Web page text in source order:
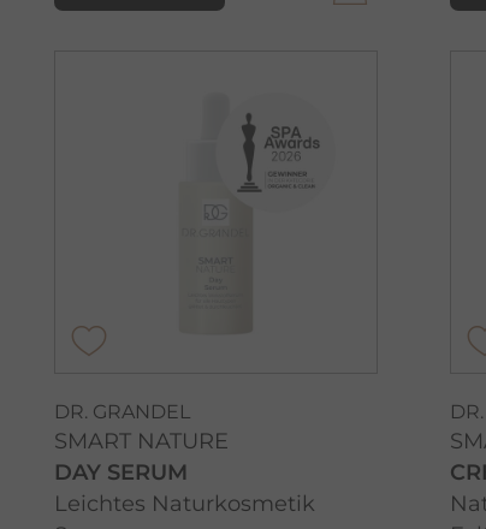
DR. GRANDEL
SMART NATURE
DAY SERUM
Leichtes Naturkosmetik